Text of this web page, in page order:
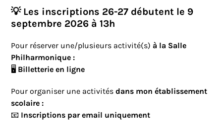
💡 Les inscriptions 26-27 débutent le 9
septembre 2026 à 13h
Pour réserver une/plusieurs activité(s) à la Salle
Philharmonique :
🖥️ Billetterie en ligne
Pour organiser une activités dans mon établissement
scolaire :
📧 Inscriptions par email uniquement